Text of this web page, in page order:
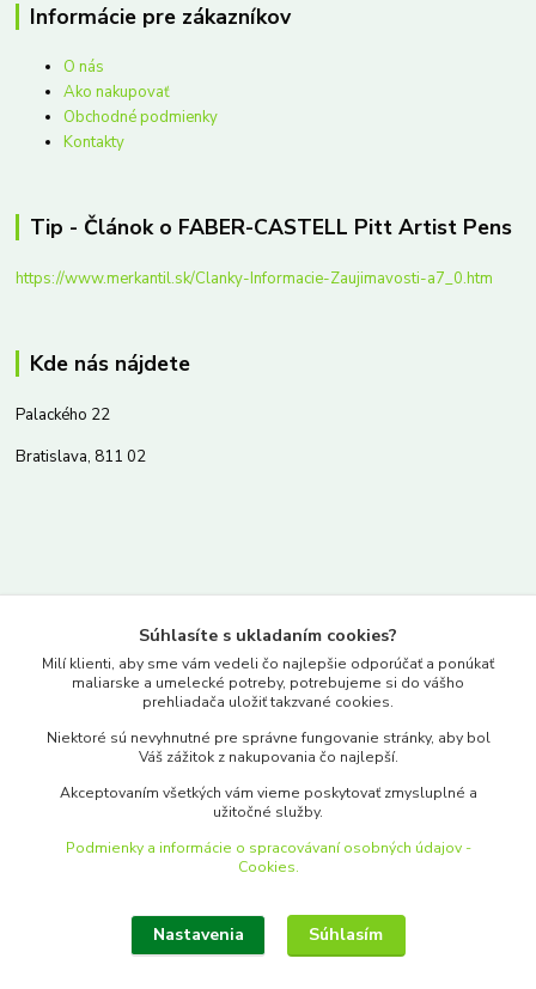
Informácie pre zákazníkov
O nás
Ako nakupovať
Obchodné podmienky
Kontakty
Tip - Článok o FABER-CASTELL Pitt Artist Pens
https://www.merkantil.sk/Clanky-Informacie-Zaujimavosti-a7_0.htm
Kde nás nájdete
Palackého 22
Bratislava, 811 02
www.merkantil.sk
Pondelok-Piatok: 9.00-17.00hod.
objednavky@merkantil-obchod.sk
Upraviť zber cookies.
Súhlasíte s ukladaním cookies?
Milí klienti, aby sme vám vedeli čo najlepšie odporúčať a ponúkať
maliarske a umelecké potreby, potrebujeme si do vášho
prehliadača uložiť takzvané cookies.
Niektoré sú nevyhnutné pre správne fungovanie stránky, aby bol
Váš zážitok z nakupovania čo najlepší.
Akceptovaním všetkých vám vieme poskytovať zmysluplné a
užitočné služby.
Podmienky a informácie o spracovávaní osobných údajov -
Cookies.
Nastavenia Súhlasím